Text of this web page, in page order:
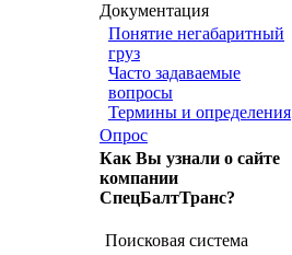
Документация
Понятие негабаритный
груз
Часто задаваемые
вопросы
Термины и определения
Опрос
Как Вы узнали о сайте
компании
СпецБалтТранс?
Поисковая система